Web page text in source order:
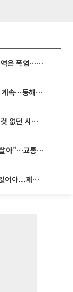
동해안은 시간당 80㎜ 폭우, 그 외 지역은 폭염…‘극과 극 날씨’
[내일 날씨] 폭염 한풀 꺾여도 무더위 계속⋯동해안 이틀 연속 비
임영웅, 어느덧 데뷔 10주년⋯"가진 것 없던 시절, 내 앞엔 20명의 팬뿐"
'굿 윌 헌팅' 배우 "기아 EV2 덕분에 살아"…교통사고 후 안전성 극찬
李대통령 “청년이 결혼 망설이는 일 없어야...제도상 불이익 조사”